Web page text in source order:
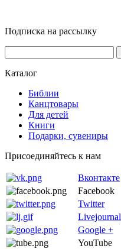
Подписка на рассылку
Каталог
Библии
Канцтовары
Для детей
Книги
Подарки, сувениры
Присоединяйтесь к нам
Вконтакте
Facebook
Twitter
Livejournal
Google +
YouTube